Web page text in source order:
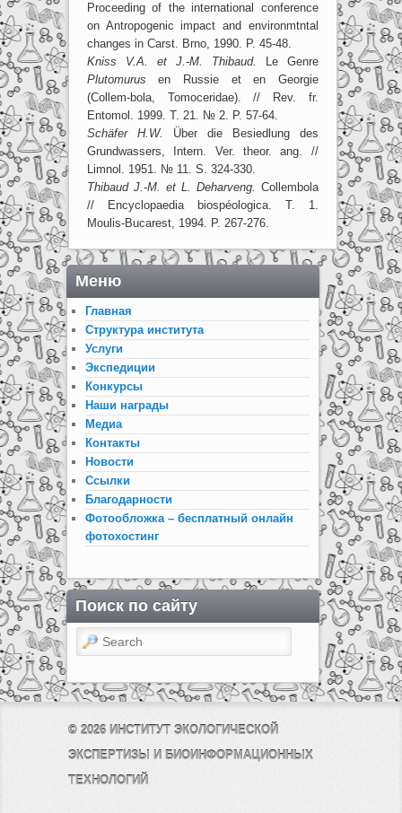
Proceeding of the international conference
on Antropogenic impact and environmtntal
changes in Carst. Brno, 1990. P. 45-48.
Kniss V.A. et J.-M. Thibaud.
Le Genre
Plutomurus en Russie et en Georgie
(Collem-bola, Tomoceridae). // Rev. fr.
Entomol. 1999. T. 21. № 2. P. 57-64.
Schäfer H.W.
Über die Besiedlung des
Grundwassers, Intern. Ver. theor. ang. //
Limnol. 1951. № 11. S. 324-330.
Thibaud J.-M. et L. Deharveng. Collembola
// Encyclopaedia biospéologica. T. 1.
Moulis-Bucarest, 1994. P. 267-276.
Меню
Главная
Структура института
Услуги
Экспедиции
Конкурсы
Наши награды
Медиа
Контакты
Новости
Ссылки
Благодарности
Фотообложка – бесплатный онлайн
фотохостинг
Поиск по сайту
Search
© 2026 ИНСТИТУТ ЭКОЛОГИЧЕСКОЙ
ЭКСПЕРТИЗЫ И БИОИНФОРМАЦИОННЫХ
ТЕХНОЛОГИЙ